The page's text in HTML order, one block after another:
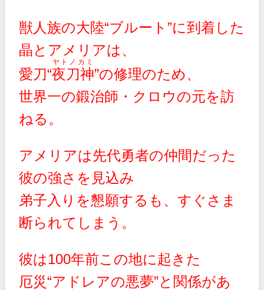
獣人族の大陸“ブルート”に到着した
晶とアメリアは、
愛刀“夜刀神
ヤトノカミ
”の修理のため、
世界一の鍛治師・クロウの元を訪
ねる。
アメリアは先代勇者の仲間だった
彼の強さを見込み
弟子入りを懇願するも、すぐさま
断られてしまう。
彼は100年前この地に起きた
厄災“アドレアの悪夢”と関係があ